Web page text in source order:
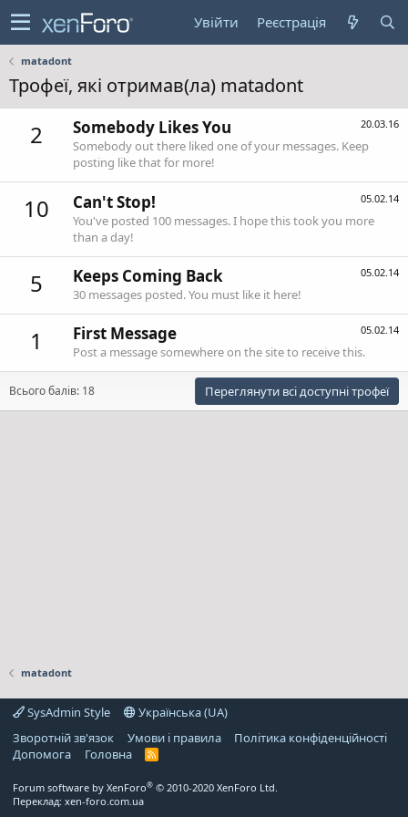
Увійти Реєстрація
matadont
Трофеї, які отримав(ла) matadont
2 20.03.16
Somebody Likes You
Somebody out there liked one of your messages. Keep
posting like that for more!
10 05.02.14
Can't Stop!
You've posted 100 messages. I hope this took you more
than a day!
5 05.02.14
Keeps Coming Back
30 messages posted. You must like it here!
1 05.02.14
First Message
Post a message somewhere on the site to receive this.
Всього балів: 18 Переглянути всі доступні трофеї
matadont
SysAdmin Style
Українська (UA)
Зворотній зв'язок
Умови і правила
Політика конфіденційності
Дoпoмoга
Головна
R
Forum software by XenForo® © 2010-2020 XenForo Ltd.
Переклад: xen-foro.com.ua